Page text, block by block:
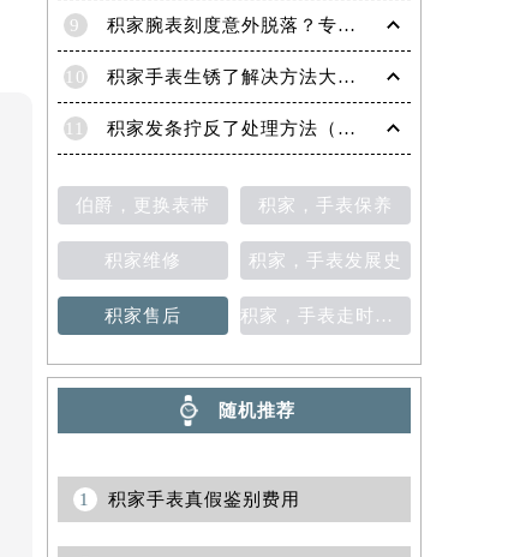
9 积家腕表刻度意外脱落？专业应对策略在这里
10 积家手表生锈了解决方法大全（有效保养与修复指南）
11 积家发条拧反了处理方法（手表维修的正确步骤与技巧）
伯爵，更换表带 积家，手表保养
积家维修 积家，手表发展史
积家售后 积家，手表走时不准
随机推荐
1 积家手表真假鉴别费用